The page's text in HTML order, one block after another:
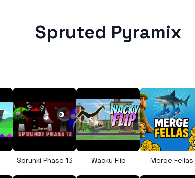
Spruted Pyramix
Sprunki Phase 13 Wacky Flip Merge Fellas